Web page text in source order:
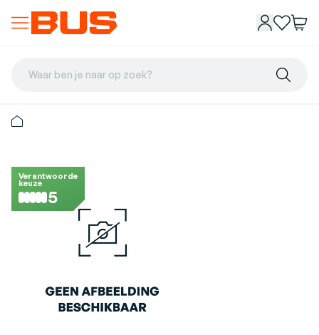
Waar ben je naar op zoek?
Verantwoorde
keuze
5